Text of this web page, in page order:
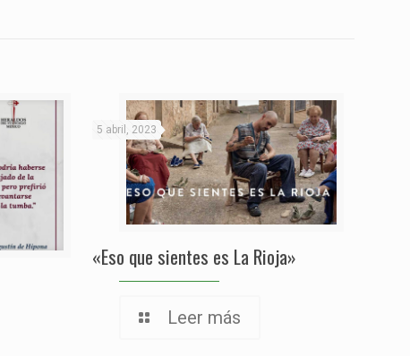
5 abril, 2023
«Eso que sientes es La Rioja»
Leer más